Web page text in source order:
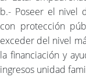
b.- Poseer el nivel
con protección
exceder del nivel
la financiación y
ingresos unidad